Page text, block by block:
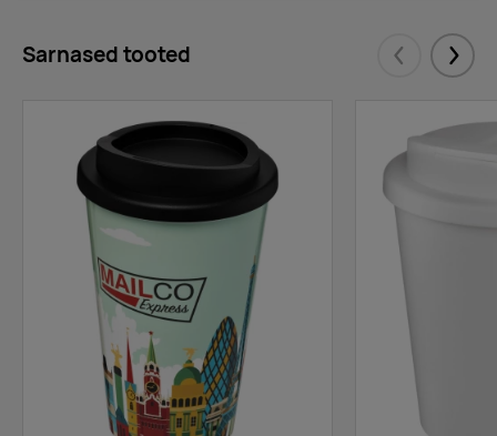
Sarnased tooted Eelmised